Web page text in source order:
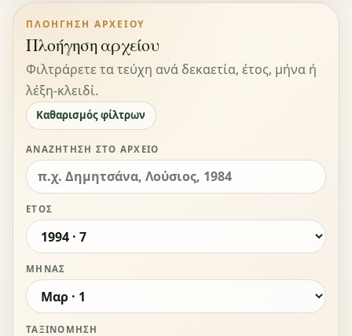
ΠΛΟΉΓΗΣΗ ΑΡΧΕΊΟΥ
Πλοήγηση αρχείου
Φιλτράρετε τα τεύχη ανά δεκαετία, έτος, μήνα ή
λέξη-κλειδί.
Καθαρισμός φίλτρων
ΑΝΑΖΉΤΗΣΗ ΣΤΟ ΑΡΧΕΊΟ
ΈΤΟΣ
ΜΉΝΑΣ
ΤΑΞΙΝΌΜΗΣΗ